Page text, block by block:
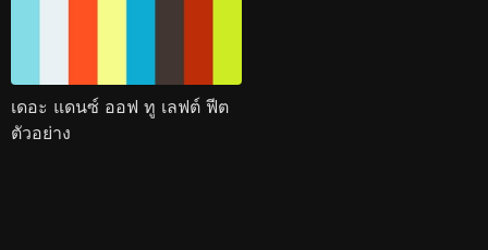
เดอะ แดนซ์ ออฟ ทู เลฟต์ ฟีต
ตัวอย่าง